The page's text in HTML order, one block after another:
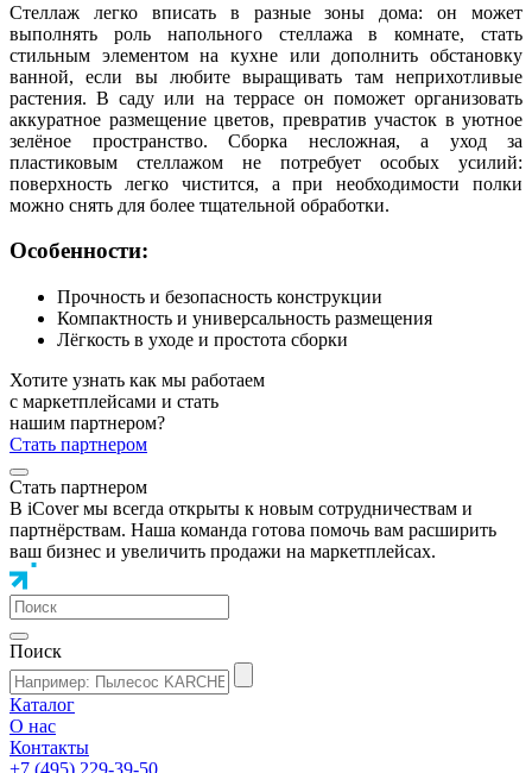
Стеллаж легко вписать в разные зоны дома: он может
выполнять роль напольного стеллажа в комнате, стать
стильным элементом на кухне или дополнить обстановку
ванной, если вы любите выращивать там неприхотливые
растения. В саду или на террасе он поможет организовать
аккуратное размещение цветов, превратив участок в уютное
зелёное пространство. Сборка несложная, а уход за
пластиковым стеллажом не потребует особых усилий:
поверхность легко чистится, а при необходимости полки
можно снять для более тщательной обработки.
Особенности:
Прочность и безопасность конструкции
Компактность и универсальность размещения
Лёгкость в уходе и простота сборки
Хотите узнать как мы работаем
с маркетплейсами и стать
нашим партнером?
Стать партнером
Стать партнером
В iCover мы всегда открыты к новым сотрудничествам и
партнёрствам. Наша команда готова помочь вам расширить
ваш бизнес и увеличить продажи на маркетплейсах.
Поиск
Каталог
О нас
Контакты